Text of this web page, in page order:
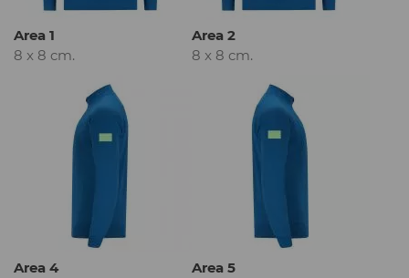
Area 1
8 x 8 cm.
Area 2
8 x 8 cm.
Area 4
Area 5